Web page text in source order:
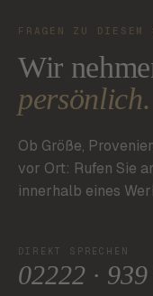
FRAGEN ZU DIESEM
Wir
persönlich.
Ob Größe,
vor Ort: Rufen Sie
innerhalb eines
DIREKT SPRECHEN
02222 ·